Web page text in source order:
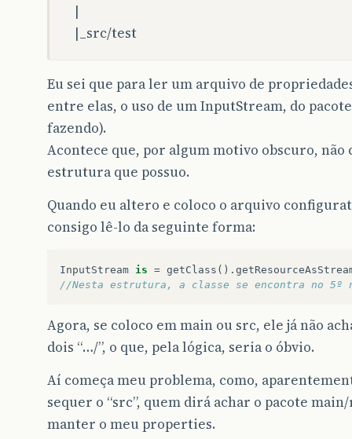
|
|_src/test
Eu sei que para ler um arquivo de
entre elas, o uso de um InputStream, do
fazendo).
Acontece que, por algum motivo obscuro,
estrutura que possuo.
Quando eu altero e coloco o arquivo
consigo lê-lo da seguinte forma:
InputStream is = getClass ().
//Nesta estrutura, a classe se encontra no
Agora, se coloco em main ou src, ele já não
dois “…/”, o que, pela lógica, seria o óbvio.
Aí começa meu problema, como,
sequer o “src”, quem dirá achar o pacote
manter o meu properties.